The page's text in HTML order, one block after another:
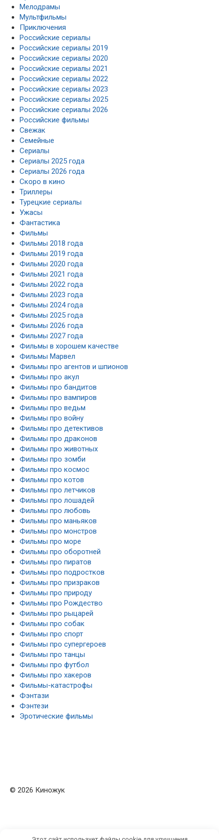
Мелодрамы
Мультфильмы
Приключения
Российские сериалы
Российские сериалы 2019
Российские сериалы 2020
Российские сериалы 2021
Российские сериалы 2022
Российские сериалы 2023
Российские сериалы 2025
Российские сериалы 2026
Российские фильмы
Свежак
Семейные
Сериалы
Сериалы 2025 года
Сериалы 2026 года
Скоро в кино
Триллеры
Турецкие сериалы
Ужасы
Фантастика
Фильмы
Фильмы 2018 года
Фильмы 2019 года
Фильмы 2020 года
Фильмы 2021 года
Фильмы 2022 года
Фильмы 2023 года
Фильмы 2024 года
Фильмы 2025 года
Фильмы 2026 года
Фильмы 2027 года
Фильмы в хорошем качестве
Фильмы Марвел
Фильмы про агентов и шпионов
Фильмы про акул
Фильмы про бандитов
Фильмы про вампиров
Фильмы про ведьм
Фильмы про войну
Фильмы про детективов
Фильмы про драконов
Фильмы про животных
Фильмы про зомби
Фильмы про космос
Фильмы про котов
Фильмы про летчиков
Фильмы про лошадей
Фильмы про любовь
Фильмы про маньяков
Фильмы про монстров
Фильмы про море
Фильмы про оборотней
Фильмы про пиратов
Фильмы про подростков
Фильмы про призраков
Фильмы про природу
Фильмы про Рождество
Фильмы про рыцарей
Фильмы про собак
Фильмы про спорт
Фильмы про супергероев
Фильмы про танцы
Фильмы про футбол
Фильмы про хакеров
Фильмы-катастрофы
Фэнтази
Фэнтези
Эротические фильмы
© 2026 Киножук